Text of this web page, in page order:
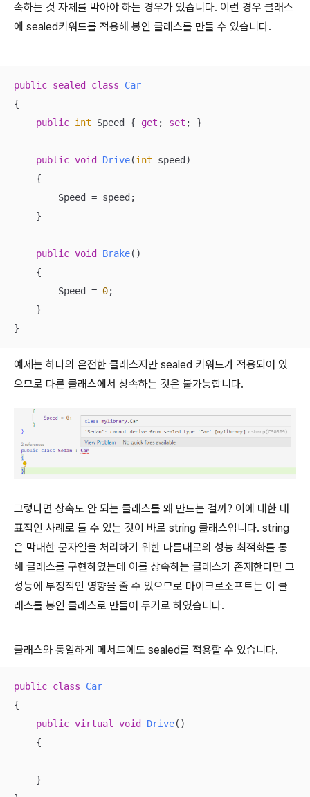
속하는 것 자체를 막아야 하는 경우가 있습니다. 이런 경우 클래스
에 sealed키워드를 적용해 봉인 클래스를 만들 수 있습니다.
public sealed class
Car
{
public int Speed { get ; set ; }
public void Drive(int speed )
    {
        Speed = speed;
    }
public void Brake( )
    {
        Speed =
0;
    }
}
예제는 하나의 온전한 클래스지만 sealed 키워드가 적용되어 있
으므로 다른 클래스에서 상속하는 것은 불가능합니다.
그렇다면 상속도 안 되는 클래스를 왜 만드는 걸까? 이에 대한 대
표적인 사례로 들 수 있는 것이 바로 string 클래스입니다. string
은 막대한 문자열을 처리하기 위한 나름대로의 성능 최적화를 통
해 클래스를 구현하였는데 이를 상속하는 클래스가 존재한다면 그
성능에 부정적인 영향을 줄 수 있으므로 마이크로소프트는 이 클
래스를 봉인 클래스로 만들어 두기로 하였습니다.
클래스와 동일하게 메서드에도 sealed를 적용할 수 있습니다.
public class
Car
{
public virtual void Drive( )
    {
    }